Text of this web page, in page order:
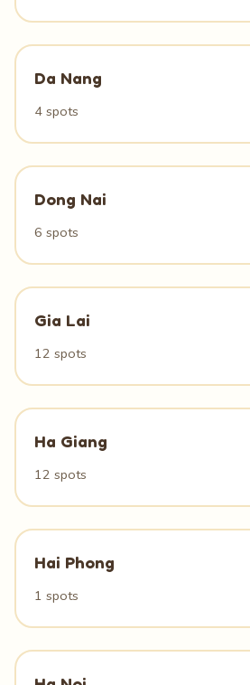
Da Nang
4 spots
Dong Nai
6 spots
Gia Lai
12 spots
Ha Giang
12 spots
Hai Phong
1 spots